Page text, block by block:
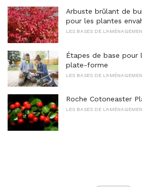
Arbuste brûlant de
pour les plantes
LES BASES DE
Étapes de base pour
plate-forme
LES BASES DE
Roche Cotoneaster
LES BASES DE